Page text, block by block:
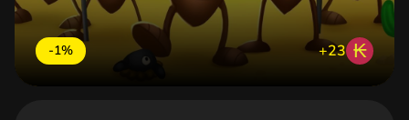
-1% +23 ₭